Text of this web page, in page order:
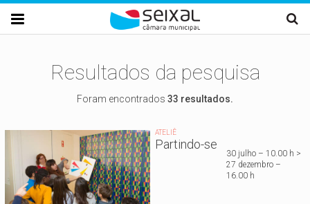
Passar para o conteúdo principal

Resultados da pesquisa
Foram encontrados 33 resultados.
ATELIÊ
Partindo-se
30 julho – 10.00 h >
27 dezembro –
16.00 h